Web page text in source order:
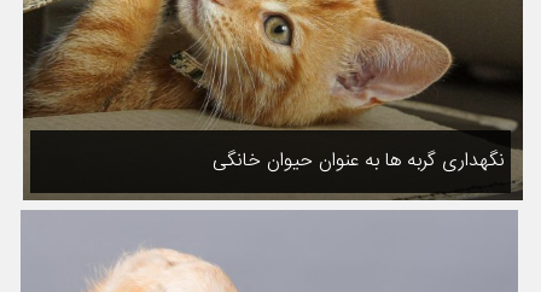
نگهداری گربه ها به عنوان حیوان خانگی